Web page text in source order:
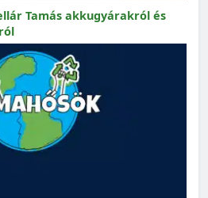
Tamás akkugyárakról és